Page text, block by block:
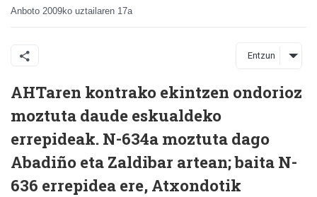
Anboto 2009ko uztailaren 17a
Entzun
AHTaren kontrako ekintzen ondorioz
moztuta daude eskualdeko
errepideak. N-634a moztuta dago
Abadiño eta Zaldibar artean; baita N-
636 errepidea ere, Atxondotik